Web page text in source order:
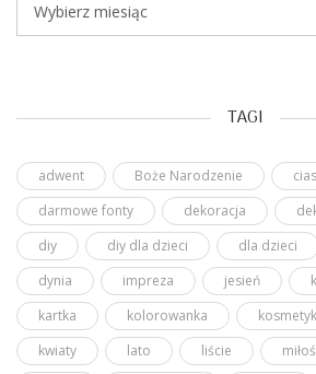
TAGI
adwent Boże Narodzenie
darmowe fonty
dekoracja
diy
diy dla dzieci dla dzieci
dynia
impreza jesień
kartka
kolorowanka
kwiaty
lato liście